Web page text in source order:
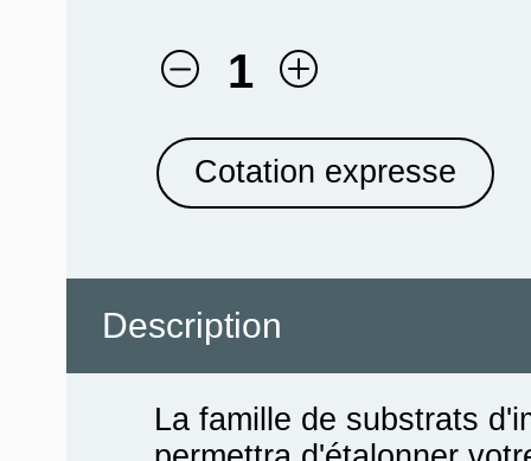
1
Cotation expresse
Description
La famille de substrats